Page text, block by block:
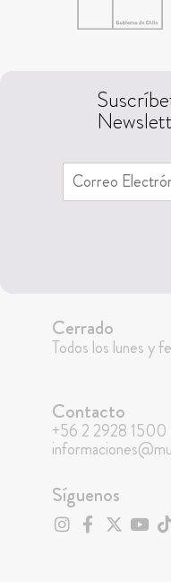
Cerrado
Todos los lunes y
Contacto
+56 2 2928 1500
Síguenos